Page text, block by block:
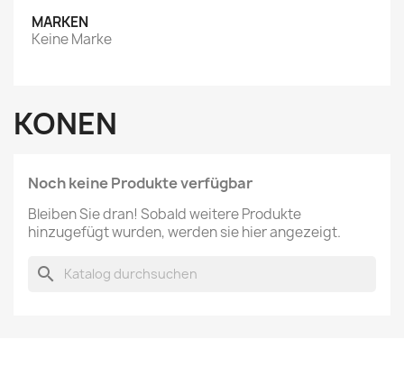
MARKEN
Keine Marke
KONEN
Noch keine Produkte verfügbar
Bleiben Sie dran! Sobald weitere Produkte
hinzugefügt wurden, werden sie hier angezeigt.
search